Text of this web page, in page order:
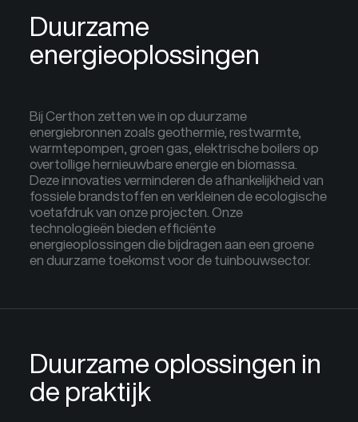
Duurzame
energieoplossingen
Bij Certhon zetten we in op duurzame
energiebronnen zoals geothermie, restwarmte,
warmtepompen, groen gas, elektrische boilers op
overtollige hernieuwbare energie en biomassa.
Deze innovaties verminderen de afhankelijkheid van
fossiele brandstoffen en verkleinen de ecologische
voetafdruk van onze projecten. Onze
technologieën bieden efficiënte
energieoplossingen die bijdragen aan een groene
en duurzame toekomst voor de tuinbouwsector.
Duurzame oplossingen in
de praktijk